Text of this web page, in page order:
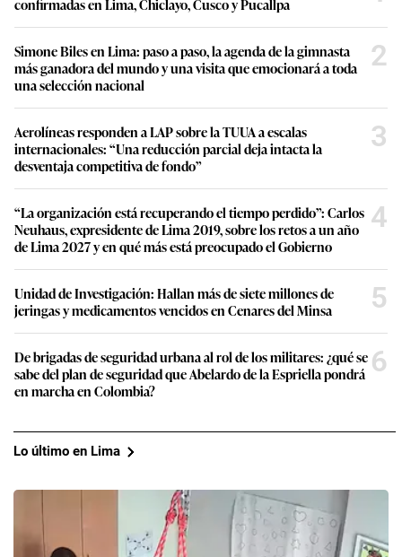
confirmadas en Lima, Chiclayo, Cusco y Pucallpa
Simone Biles en Lima: paso a paso, la agenda de la gimnasta
más ganadora del mundo y una visita que emocionará a toda
una selección nacional
2
Aerolíneas responden a LAP sobre la TUUA a escalas
internacionales: “Una reducción parcial deja intacta la
desventaja competitiva de fondo”
3
“La organización está recuperando el tiempo perdido”: Carlos
Neuhaus, expresidente de Lima 2019, sobre los retos a un año
de Lima 2027 y en qué más está preocupado el Gobierno
4
Unidad de Investigación: Hallan más de siete millones de
jeringas y medicamentos vencidos en Cenares del Minsa
5
De brigadas de seguridad urbana al rol de los militares: ¿qué se
sabe del plan de seguridad que Abelardo de la Espriella pondrá
en marcha en Colombia?
6
Lo último en Lima